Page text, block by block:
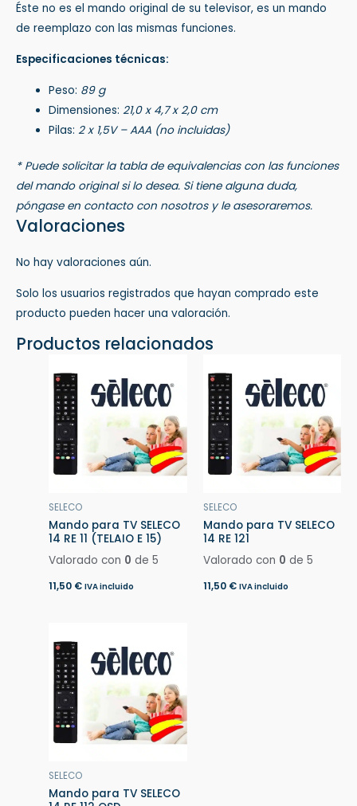
Éste no es el mando original de su televisor, es un mando
de reemplazo con las mismas funciones.
Especificaciones técnicas:
Peso: 89 g
Dimensiones:21,0 x 4,7 x 2,0 cm
Pilas:2 x 1,5V – AAA (no incluidas)
* Puede solicitar la tabla de equivalencias con las funciones
del mando original si lo desea. Si tiene alguna duda,
póngase en contacto con nosotros y le asesoraremos.
Valoraciones
No hay valoraciones aún.
Solo los usuarios registrados que hayan comprado este
producto pueden hacer una valoración.
Productos relacionados
SELECO
Mando para TV SELECO
14 RE 11 (TELAIO E 15)
Valorado con 0 de 5
11,50 € IVA incluido
SELECO
Mando para TV SELECO
14 RE 121
Valorado con 0 de 5
11,50 € IVA incluido
SELECO
Mando para TV SELECO